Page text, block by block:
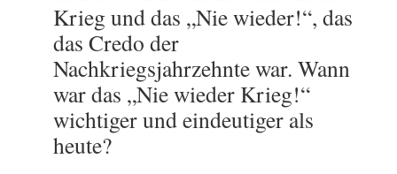
Krieg und das „Nie wieder!“, das
das Credo der
Nachkriegsjahrzehnte war. Wann
war das „Nie wieder Krieg!“
wichtiger und eindeutiger als
heute?